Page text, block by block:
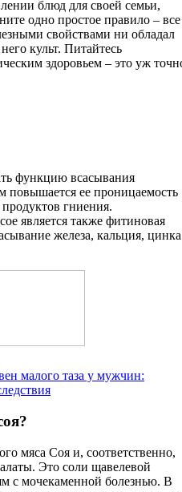
блюд для своей семьи,
одно простое правило – все
свойствами ни обладал
культ. Питайтесь
здоровьем – это уж
функцию всасывания
повышается ее проницаемость
гниения.
является также фитиновая
железа, кальция, цинка
малого таза у мужчин:
мяса Соя и, соответственно,
Это соли щавелевой
с мочекаменной болезнью. В